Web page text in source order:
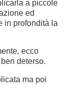
a piccole
ed
in profondità la
ecco
deterso.
ma poi